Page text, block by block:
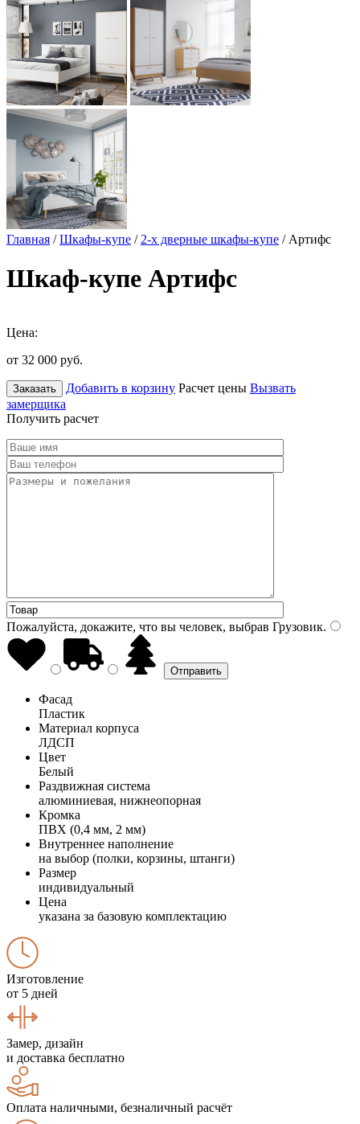
Главная /Шкафы-купе / 2-х дверные шкафы-купе / Артифс
Шкаф-купе Артифс
Цена:
от 32 000 руб.
Заказать Добавить в корзину Расчет цены Вызвать
замерщика
Получить расчет
Пожалуйста, докажите, что вы человек, выбрав Грузовик.
Фасад
Пластик
Материал корпуса
ЛДСП
Цвет
Белый
Раздвижная система
алюминиевая, нижнеопорная
Кромка
ПВХ (0,4 мм, 2 мм)
Внутреннее наполнение
на выбор (полки, корзины, штанги)
Размер
индивидуальный
Цена
указана за базовую комплектацию
Изготовление
от 5 дней
Замер, дизайн
и доставка бесплатно
Оплата наличными, безналичный расчёт